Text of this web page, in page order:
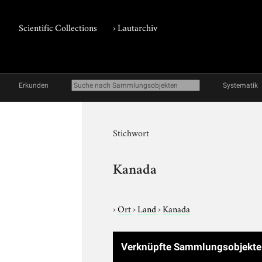
Scientific Collections ›Lautarchiv
Erkunden Systematik
Stichwort
Kanada
›Ort›Land›Kanada
Verknüpfte Sammlungsobjekte